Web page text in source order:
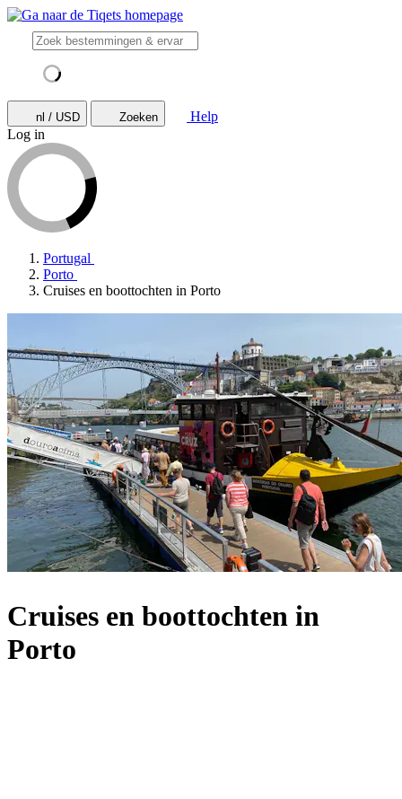
nl / USD Zoeken
Help
Log in
Portugal
Porto
Cruises en boottochten in Porto
Cruises en boottochten in
Porto